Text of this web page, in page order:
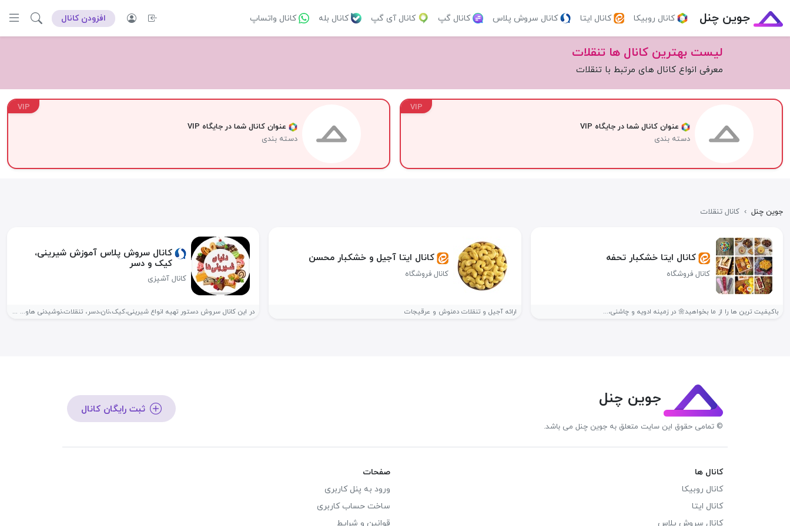
جوین چنل کانال روبیکا کانال ایتا کانال سروش پلاس کانال گپ کانال آی گپ کانال بله کانال واتساپ افزودن کانال
لیست بهترین کانال ها تنقلات
معرفی انواع کانال های مرتبط با تنقلات
VIP
عنوان کانال شما در جایگاه VIP
دسته بندی
VIP
عنوان کانال شما در جایگاه VIP
دسته بندی
جوین چنل › کانال تنقلات
کانال ایتا خشکبار تحفه
کانال فروشگاه
باکیفیت ترین ها را از ما بخواهید🌼 در زمینه ادویه و چاشنی،...
کانال ایتا آجیل و خشکبار محسن
کانال فروشگاه
ارائه آجیل و تنقلات دمنوش و عرقیجات
کانال سروش پلاس آموزش شیرینی،
کیک و دسر
کانال آشپزی
در این کانال سروش دستور تهیه انواع شیرینی،کیک،نان،‌دسر، تنقلات،نوشیدنی هاو... آموزش داده...
جوین چنل
© تمامی حقوق این سایت متعلق به جوین چنل می باشد.
ثبت رایگان کانال
کانال ها
کانال روبیکا
کانال ایتا
کانال سروش پلاس
صفحات
ورود به پنل کاربری
ساخت حساب کاربری
قوانین و شرایط